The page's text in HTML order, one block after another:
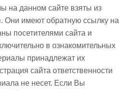
на данном сайте взяты из
Они имеют обратную ссылку на
посетителями сайта и
в ознакомительных
принадлежат их
сайта ответственности
не несет. Если Вы